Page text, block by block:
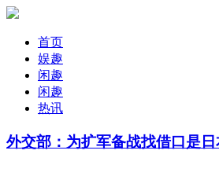
首页
娱趣
闲趣
闲趣
热讯
外交部：为扩军备战找借口是